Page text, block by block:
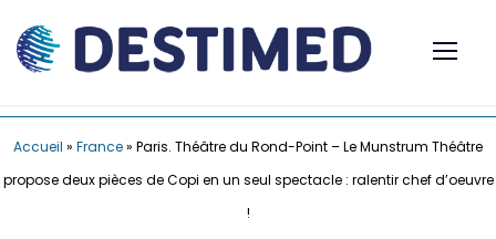
Accueil » France» Paris. Théâtre du Rond-Point – Le Munstrum Théâtre
propose deux pièces de Copi en un seul spectacle : ralentir chef d’oeuvre
!